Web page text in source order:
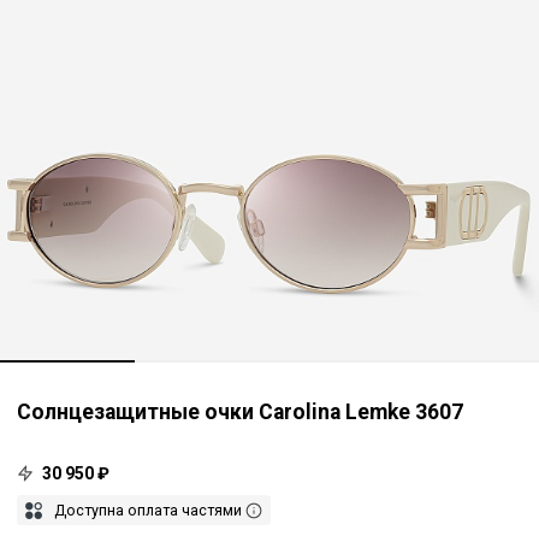
Солнцезащитные очки Carolina Lemke 3607
30 950 ₽
Доступна оплата частями